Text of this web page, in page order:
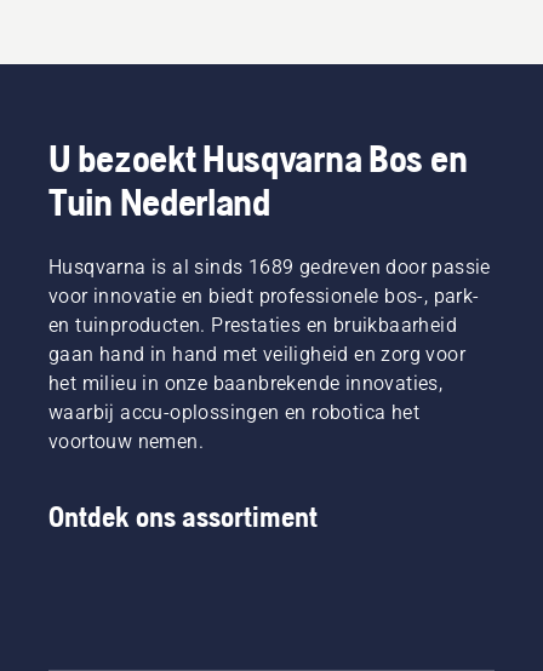
U bezoekt Husqvarna Bos en
Tuin Nederland
Husqvarna is al sinds 1689 gedreven door passie
voor innovatie en biedt professionele bos-, park-
en tuinproducten. Prestaties en bruikbaarheid
gaan hand in hand met veiligheid en zorg voor
het milieu in onze baanbrekende innovaties,
waarbij accu-oplossingen en robotica het
voortouw nemen.
Ontdek ons assortiment